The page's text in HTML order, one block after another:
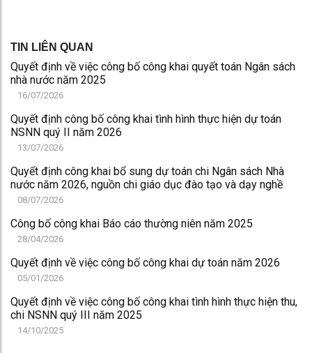
TIN LIÊN QUAN
Quyết định về việc công bố công khai quyết toán Ngân sách
nhà nước năm 2025
16/07/2026
Quyết định công bố công khai tình hình thực hiện dự toán
NSNN quý II năm 2026
13/07/2026
Quyết định công khai bổ sung dự toán chi Ngân sách Nhà
nước năm 2026, nguồn chi giáo dục đào tạo và dạy nghề
08/07/2026
Công bố công khai Báo cáo thường niên năm 2025
28/04/2026
Quyết định về việc công bố công khai dự toán năm 2026
05/01/2026
Quyết định về việc công bố công khai tình hình thực hiện thu,
chi NSNN quý III năm 2025
14/10/2025